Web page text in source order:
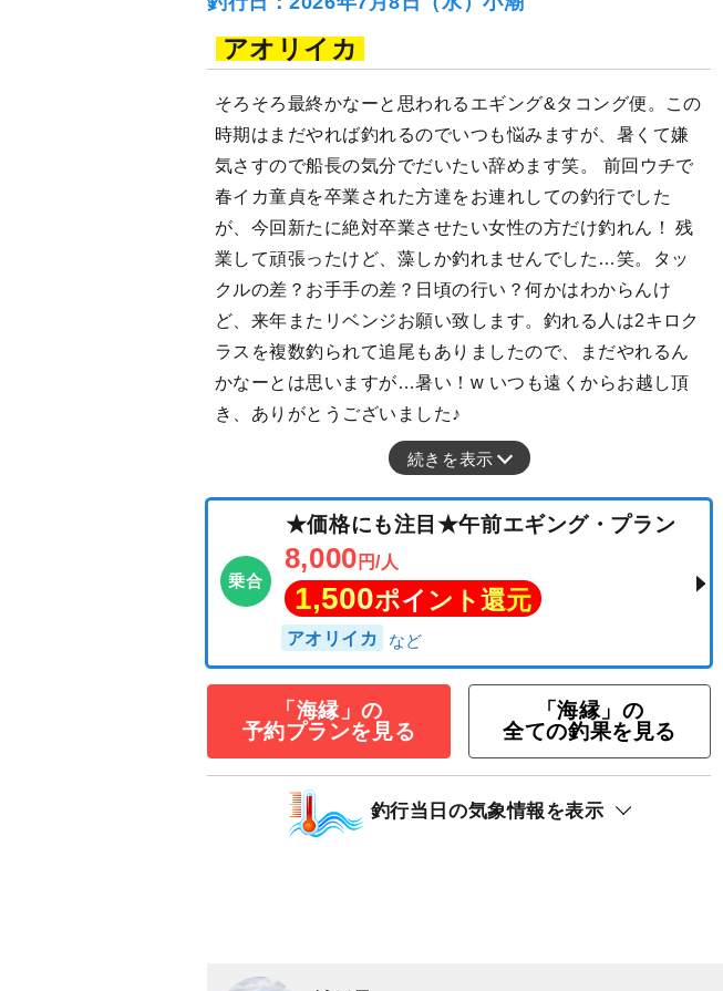
アオリイカ
そろそろ最終かなーと思われるエギング&タコング便。この
時期はまだやれば釣れるのでいつも悩みますが、暑くて嫌
気さすので船長の気分でだいたい辞めます笑。 前回ウチで
春イカ童貞を卒業された方達をお連れしての釣行でした
が、今回新たに絶対卒業させたい女性の方だけ釣れん！ 残
業して頑張ったけど、藻しか釣れませんでした…笑。タッ
クルの差？お手手の差？日頃の行い？何かはわからんけ
ど、来年またリベンジお願い致します。釣れる人は2キロク
ラスを複数釣られて追尾もありましたので、まだやれるん
かなーとは思いますが…暑い！w いつも遠くからお越し頂
き、ありがとうございました♪
続きを表示
★価格にも注目★午前エギング・プラン
8,000円/人
1,500ポイント還元
アオリイカ
「海縁」の
予約プランを見る
「海縁」の
全ての釣果を見る
釣行当日の気象情報を表示